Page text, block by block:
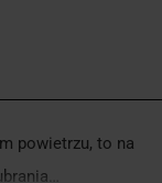
powietrzu, to na